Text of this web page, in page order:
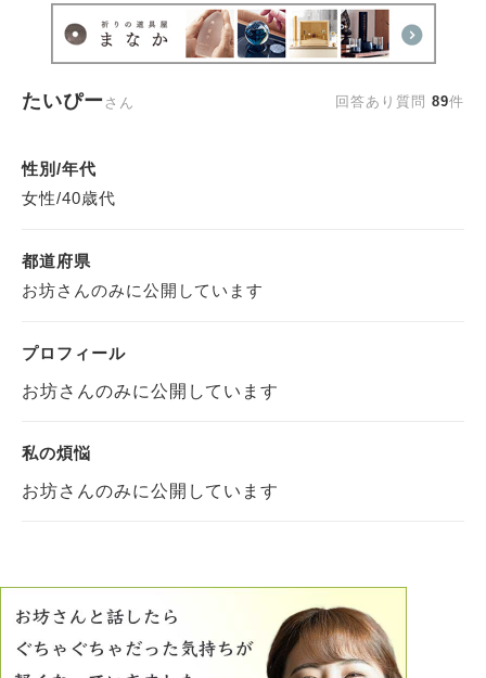
たいぴー さん 回答あり質問89件
性別/年代
女性/40歳代
都道府県
お坊さんのみに公開しています
プロフィール
お坊さんのみに公開しています
私の煩悩
お坊さんのみに公開しています